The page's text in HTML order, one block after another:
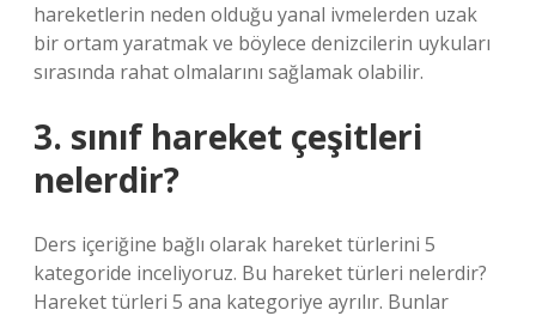
hareketlerin neden olduğu yanal ivmelerden uzak
bir ortam yaratmak ve böylece denizcilerin uykuları
sırasında rahat olmalarını sağlamak olabilir.
3. sınıf hareket çeşitleri
nelerdir?
Ders içeriğine bağlı olarak hareket türlerini 5
kategoride inceliyoruz. Bu hareket türleri nelerdir?
Hareket türleri 5 ana kategoriye ayrılır. Bunlar